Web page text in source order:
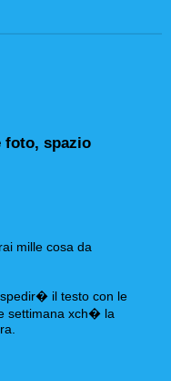
foto, spazio
mille cosa da
il testo con le
settimana xch� la